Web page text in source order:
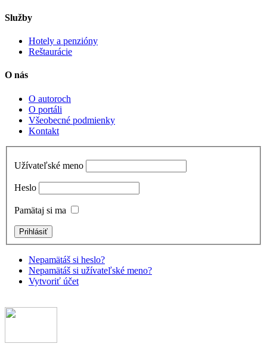
Služby
Hotely a penzióny
Reštaurácie
O nás
O autoroch
O portáli
Všeobecné podmienky
Kontakt
Užívateľské meno
Heslo
Pamätaj si ma
Nepamätáš si heslo?
Nepamätáš si užívateľské meno?
Vytvoriť účet